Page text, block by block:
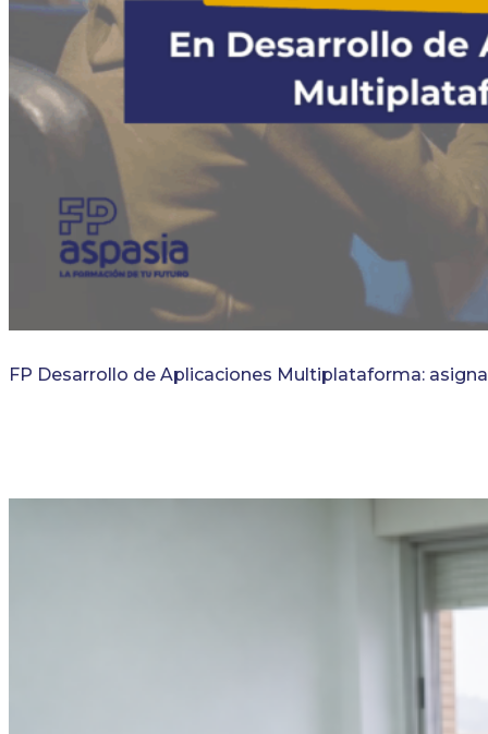
FP Desarrollo de Aplicaciones Multiplataforma: